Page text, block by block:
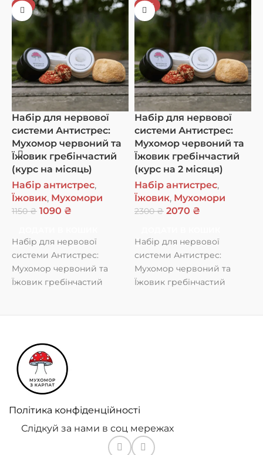
-5%
Набір для нервової
системи Антистрес:
Мухомор червоний та
Їжовик гребінчастий
(курс на місяць)
Набір антистрес,
Їжовик, Мухомори
1150₴ 1090 ₴
Набір для нервової
системи Антистрес:
Мухомор червоний та
Їжовик гребінчастий
-10%
Набір для нервової
системи Антистрес:
Мухомор червоний та
Їжовик гребінчастий
(курс на 2 місяця)
Набір антистрес,
Їжовик, Мухомори
2300₴ 2070 ₴
Набір для нервової
системи Антистрес:
Мухомор червоний та
Їжовик гребінчастий
Політика конфіденційності
Слідкуй за нами в соц мережах